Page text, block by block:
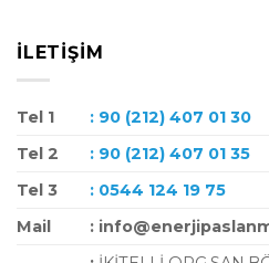
İLETIŞIM
Tel 1
: 90 (212) 407 01 30
Tel 2
: 90 (212) 407 01 35
Tel 3
: 0544 124 19 75
Mail
: